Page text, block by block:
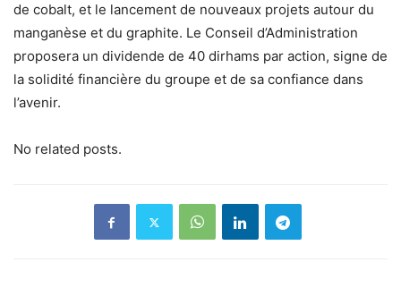
de cobalt, et le lancement de nouveaux projets autour du
manganèse et du graphite. Le Conseil d’Administration
proposera un dividende de 40 dirhams par action, signe de
la solidité financière du groupe et de sa confiance dans
l’avenir.
No related posts.